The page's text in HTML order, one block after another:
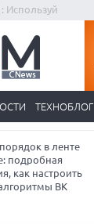
Используй
ТЕХНОБЛОГ
в ленте
подробная
как настроить
ВК